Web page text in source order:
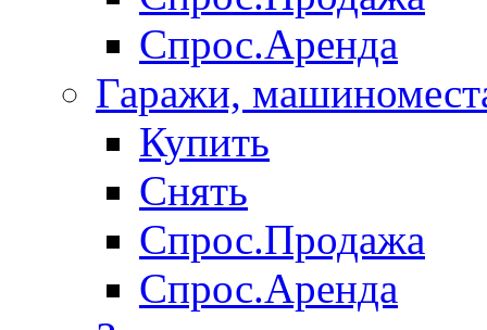
Спрос.Аренда
Гаражи,
Купить
Снять
Спрос.Продажа
Спрос.Аренда